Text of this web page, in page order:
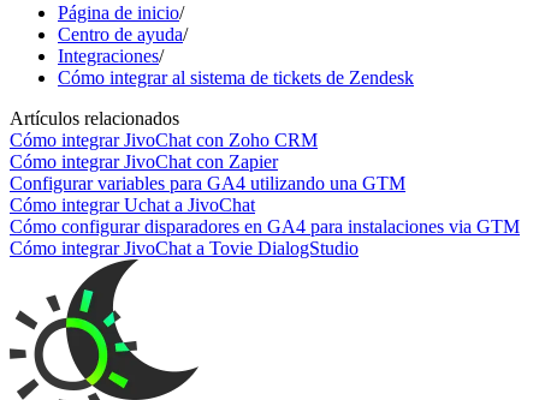
Página de inicio/
Centro de ayuda/
Integraciones/
Cómo integrar al sistema de tickets de Zendesk
Artículos relacionados
Cómo integrar JivoChat con Zoho CRM
Cómo integrar JivoChat con Zapier
Configurar variables para GA4 utilizando una GTM
Cómo integrar Uchat a JivoChat
Cómo configurar disparadores en GA4 para instalaciones via GTM
Cómo integrar JivoChat a Tovie DialogStudio